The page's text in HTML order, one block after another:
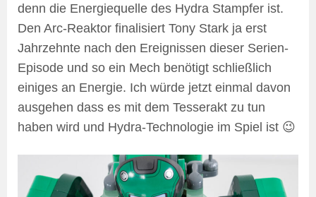
denn die Energiequelle des Hydra Stampfer ist.
Den Arc-Reaktor finalisiert Tony Stark ja erst
Jahrzehnte nach den Ereignissen dieser Serien-
Episode und so ein Mech benötigt schließlich
einiges an Energie. Ich würde jetzt einmal davon
ausgehen dass es mit dem Tesserakt zu tun
haben wird und Hydra-Technologie im Spiel ist 😉